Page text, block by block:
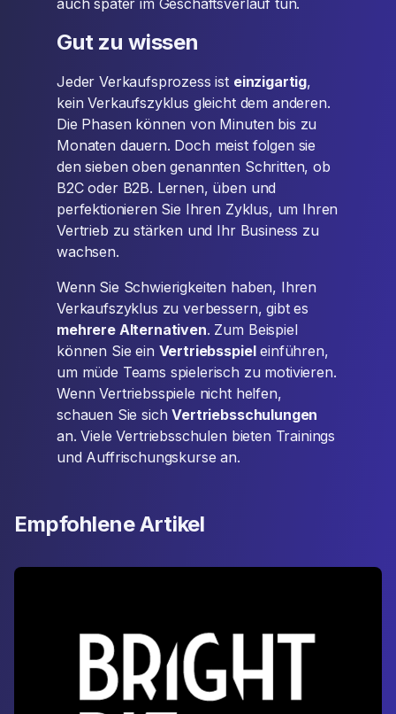
auch später im Geschäftsverlauf tun.
Gut zu wissen
Jeder Verkaufsprozess ist einzigartig,
kein Verkaufszyklus gleicht dem anderen.
Die Phasen können von Minuten bis zu
Monaten dauern. Doch meist folgen sie
den sieben oben genannten Schritten, ob
B2C oder B2B. Lernen, üben und
perfektionieren Sie Ihren Zyklus, um Ihren
Vertrieb zu stärken und Ihr Business zu
wachsen.
Wenn Sie Schwierigkeiten haben, Ihren
Verkaufszyklus zu verbessern, gibt es
mehrere Alternativen. Zum Beispiel
können Sie ein Vertriebsspieleinführen,
um müde Teams spielerisch zu motivieren.
Wenn Vertriebsspiele nicht helfen,
schauen Sie sichVertriebsschulungen
an. Viele Vertriebsschulen bieten Trainings
und Auffrischungskurse an.
Empfohlene Artikel